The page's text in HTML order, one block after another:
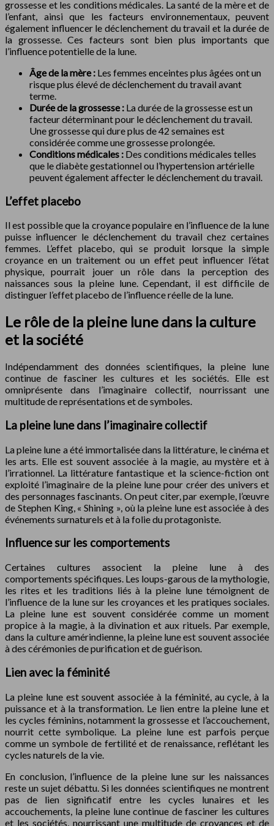
grossesse et les conditions médicales. La santé de la mère et de
l’enfant, ainsi que les facteurs environnementaux, peuvent
également influencer le déclenchement du travail et la durée de
la grossesse. Ces facteurs sont bien plus importants que
l’influence potentielle de la lune.
Âge de la mère : Les femmes enceintes plus âgées ont un
risque plus élevé de déclenchement du travail avant
terme.
Durée de la grossesse : La durée de la grossesse est un
facteur déterminant pour le déclenchement du travail.
Une grossesse qui dure plus de 42 semaines est
considérée comme une grossesse prolongée.
Conditions médicales : Des conditions médicales telles
que le diabète gestationnel ou l’hypertension artérielle
peuvent également affecter le déclenchement du travail.
L’effet placebo
Il est possible que la croyance populaire en l’influence de la lune
puisse influencer le déclenchement du travail chez certaines
femmes. L’effet placebo, qui se produit lorsque la simple
croyance en un traitement ou un effet peut influencer l’état
physique, pourrait jouer un rôle dans la perception des
naissances sous la pleine lune. Cependant, il est difficile de
distinguer l’effet placebo de l’influence réelle de la lune.
Le rôle de la pleine lune dans la culture
et la société
Indépendamment des données scientifiques, la pleine lune
continue de fasciner les cultures et les sociétés. Elle est
omniprésente dans l’imaginaire collectif, nourrissant une
multitude de représentations et de symboles.
La pleine lune dans l’imaginaire collectif
La pleine lune a été immortalisée dans la littérature, le cinéma et
les arts. Elle est souvent associée à la magie, au mystère et à
l’irrationnel. La littérature fantastique et la science-fiction ont
exploité l’imaginaire de la pleine lune pour créer des univers et
des personnages fascinants. On peut citer, par exemple, l’œuvre
de Stephen King, « Shining », où la pleine lune est associée à des
événements surnaturels et à la folie du protagoniste.
Influence sur les comportements
Certaines cultures associent la pleine lune à des
comportements spécifiques. Les loups-garous de la mythologie,
les rites et les traditions liés à la pleine lune témoignent de
l’influence de la lune sur les croyances et les pratiques sociales.
La pleine lune est souvent considérée comme un moment
propice à la magie, à la divination et aux rituels. Par exemple,
dans la culture amérindienne, la pleine lune est souvent associée
à des cérémonies de purification et de guérison.
Lien avec la féminité
La pleine lune est souvent associée à la féminité, au cycle, à la
puissance et à la transformation. Le lien entre la pleine lune et
les cycles féminins, notamment la grossesse et l’accouchement,
nourrit cette symbolique. La pleine lune est parfois perçue
comme un symbole de fertilité et de renaissance, reflétant les
cycles naturels de la vie.
En conclusion, l’influence de la pleine lune sur les naissances
reste un sujet débattu. Si les données scientifiques ne montrent
pas de lien significatif entre les cycles lunaires et les
accouchements, la pleine lune continue de fasciner les cultures
et les sociétés, nourrissant une multitude de croyances et de